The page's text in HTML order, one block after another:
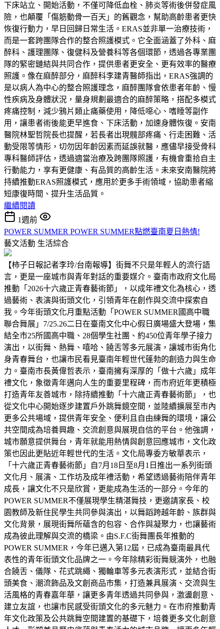
下床站立、開始活動，不僅可降低血栓、肺炎等術後併發症風
險，也顛覆「傷筋動骨一百天」的舊觀念，幫助高齡患者更快
恢復行動力，早日回歸日常生活。ERAS並非單一治療技術，
而是一套跨團隊合作的整合照護模式。它全面涵蓋了外科、麻
醉科、護理團隊、復健科及營養科等各個環節，透過各專業團
隊的緊密鏈結與共同合作，提供患者更安全、更有效率的醫療
照護。像在麻醉部分，麻醉科李建青醫師指出，ERAS強調的
是以病人為中心的整合照護理念，麻醉團隊會依患者年齡、慢
性疾病及身體狀況，量身規劃最適合的麻醉策略，搭配多模式
疼痛控制，減少鴉片類止痛藥使用，降低噁心、嗜睡等副作
用，讓患者術後能更早進食、下床活動，加速身體恢復。安南
醫院林聖哲院長也提醒，若長者出現髖部疼痛、行走困難、活
動受限等情形，切勿因年齡因素而延誤就醫，應儘早接受骨科
專科醫師評估，透過適當治療及跨團隊照護，有機會重拾自主
行動能力，享有更健康、有品質的高齡生活。未來安南醫院將
持續推動ERAS照護模式，應用於更多手術領域，協助患者縮
短康復時間、提升生活品質。
繼續閱讀
1週前
POWER SUMMER POWER SUMMER點燃臺南夏日熱情!
藝文活動 生活綜合
【柿子日報記者李玲/台南報導】街舞不只是年輕人的流行語
言，更是一座城市與青年對話的重要媒介。臺南市政府文化局
推動「2026十六歲正青春藝術節」，以成年禮文化為核心，透
過藝術、表演與街頭文化，引領青年在創作與交流中探索自
我。今年街頭文化月重點活動「POWER SUMMER國高中職
聯合舞展」7/25.26二日在臺南文化中心假日廣場盛大登場，集
結全市25所國高中職、28個學生社團、約450位青年學子接力
演出，以街舞、熱舞、嘻哈、饒舌等多元展演，讓城市街角化
身青春舞台，也讓市民看見臺南年輕世代蓬勃的創造力與生命
力。臺南市長黃偉哲表示，臺南擁有深厚的「做十六歲」成年
禮文化，象徵青年邁向人生的重要里程碑，而市府近年更積極
打造青年友善城市，除持續推動「十六歲正青春藝術節」，也
從文化中心開始逐步建置戶外跳舞鏡空間，並陸續擴展至市內
更多公共場域，提供青年安全、便利且自由練舞的環境，讓公
共空間成為培養興趣、交流創意與展現自信的平台。他強調，
城市願意提供舞台，青年就能用熱情與創意回應城市，文化政
策也因此更貼近年輕世代的生活。文化局專委方敏華表示，
「十六歲正青春藝術節」自7月18日至8月1日推出一系列街頭
文化月、展演、工作坊及成年禮活動，希望透過藝術陪伴青年
成長，讓文化不只是欣賞，更能成為生活的一部分。今年的
POWER SUMMER不僅展現學生精湛舞技，更邀請家長、校
園教師及新住民學生共同參與演出，以舞蹈跨越年齡、族群與
文化背景，展現街舞所蘊含的包容、合作與凝聚力，也讓藝術
成為彼此理解與交流的橋梁。由S.F.C街舞團長年推動的
POWER SUMMER，今年已邁入第12屆，已成為臺南最具代
表性的青年街頭文化品牌之一。今年除精彩街舞競演外，也融
合饒舌、儀隊、花式跳繩、獨輪車等多元表演形式，並結合街
頭美食、潮流飾品及文創商品市集，打造兼具展演、交流與生
活風格的青春嘉年華，讓更多青年透過共同參與，激盪創意、
建立友誼，也讓市民感受街頭文化的多元魅力。在市府推動青
年文化政策及公共跳舞空間建置的基礎下，培養更多文化創意